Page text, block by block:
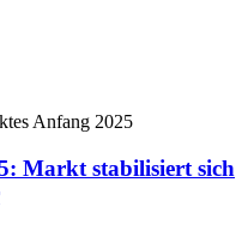
Anfang 2025
Markt stabilisiert sich